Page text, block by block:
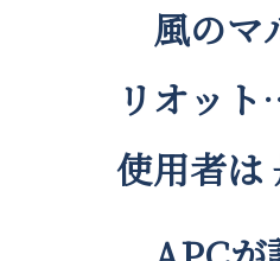
風のマ
リオッ
使用者